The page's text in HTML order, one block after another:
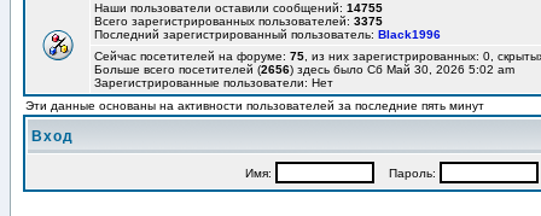
Наши пользователи оставили сообщений: 14755
Всего зарегистрированных пользователей: 3375
Последний зарегистрированный пользователь: Black1996
Сейчас посетителей на форуме: 75 , из них зарегистрированных: 0,
Больше всего посетителей (2656) здесь было Сб Май 30, 2026 5:02 am
Зарегистрированные пользователи: Нет
Эти данные основаны на активности пользователей за последние пять минут
Вход
Имя: Пароль: